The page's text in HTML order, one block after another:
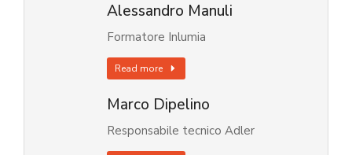
Alessandro Manuli
Formatore Inlumia
Read more
Marco Dipelino
Responsabile tecnico Adler